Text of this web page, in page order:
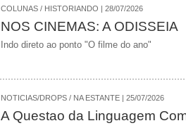
COLUNAS / HISTORIANDO | 28/07/2026
NOS CINEMAS: A ODISSEIA
Indo direto ao ponto "O filme do ano"
NOTICIAS/DROPS / NA ESTANTE | 25/07/2026
A Questao da Linguagem